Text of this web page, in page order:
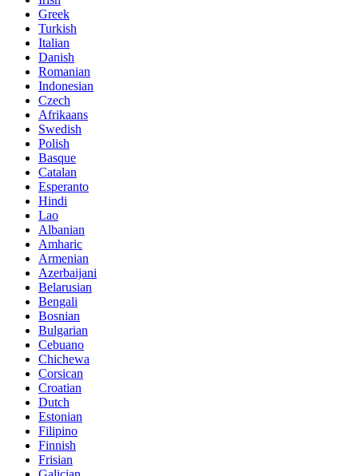
Greek
Turkish
Italian
Danish
Romanian
Indonesian
Czech
Afrikaans
Swedish
Polish
Basque
Catalan
Esperanto
Hindi
Lao
Albanian
Amharic
Armenian
Azerbaijani
Belarusian
Bengali
Bosnian
Bulgarian
Cebuano
Chichewa
Corsican
Croatian
Dutch
Estonian
Filipino
Finnish
Frisian